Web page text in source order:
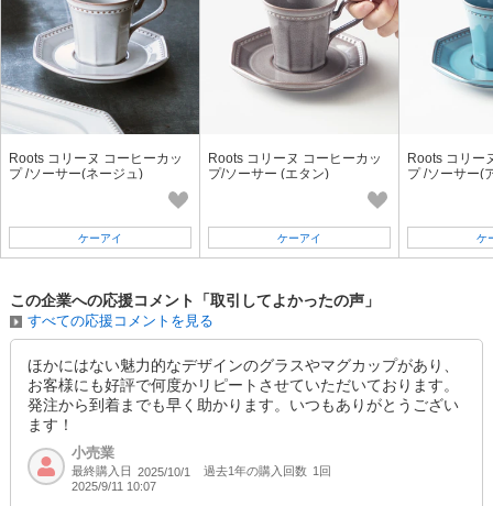
Roots コリーヌ コーヒーカッ
プ /ソーサー(ネージュ)
ケーアイ
Roots コリーヌ コーヒーカッ
プ/ソーサー (エタン)
ケーアイ
Roots コリー
プ /ソーサー(
ケ
この企業への応援コメント「取引してよかったの声」
すべての応援コメントを見る
ほかにはない魅力的なデザインのグラスやマグカップがあり、
お客様にも好評で何度かリピートさせていただいております。
発注から到着までも早く助かります。いつもありがとうござい
ます！
小売業
最終購入日 2025/10/1 過去1年の購入回数 1回
2025/9/11 10:07